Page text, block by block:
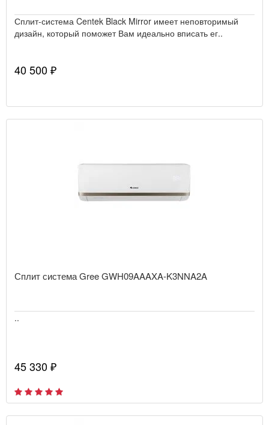
Сплит-система Centek Black Mirror имеет неповторимый
дизайн, который поможет Вам идеально вписать ег..
40 500 ₽
Сплит система Gree GWH09AAAXA-K3NNA2A
..
45 330 ₽